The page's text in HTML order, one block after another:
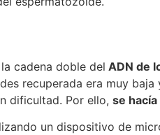
cadena doble del ADN de
recuperada era muy
dificultad. Por ello, se
un dispositivo de